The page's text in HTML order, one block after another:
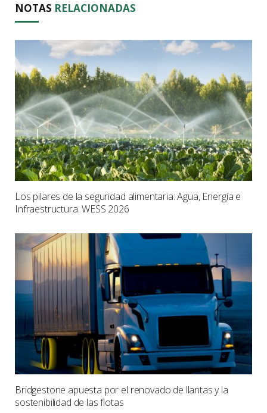
NOTAS RELACIONADAS
Los pilares de la seguridad alimentaria: Agua, Energía e
Infraestructura. WESS 2026
Bridgestone apuesta por el renovado de llantas y la
sostenibilidad de las flotas